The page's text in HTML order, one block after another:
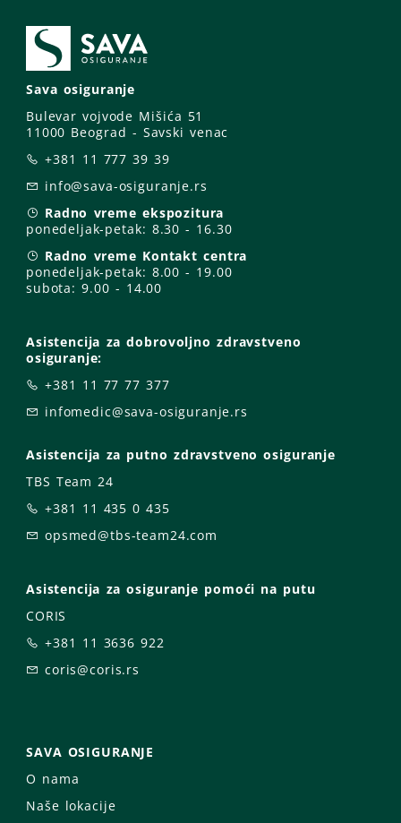
Sava osiguranje
Bulevar vojvode Mišića 51
11000 Beograd - Savski venac
+381 11 777 39 39
info@sava-osiguranje.rs
Radno vreme ekspozitura
ponedeljak-petak: 8.30 - 16.30
Radno vreme Kontakt centra
ponedeljak-petak: 8.00 - 19.00
subota: 9.00 - 14.00
Asistencija za dobrovoljno zdravstveno
osiguranje:
+381 11 77 77 377
infomedic@sava-osiguranje.rs
Asistencija za putno zdravstveno osiguranje
TBS Team 24
+381 11 435 0 435
opsmed@tbs-team24.com
Asistencija za osiguranje pomoći na putu
CORIS
+381 11 3636 922
coris@coris.rs
SAVA OSIGURANJE
O nama
Naše lokacije